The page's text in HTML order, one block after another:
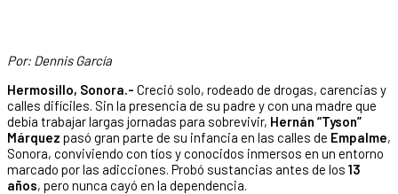
Por: Dennis García
Hermosillo, Sonora.- Creció solo, rodeado de drogas, carencias y
calles difíciles. Sin la presencia de su padre y con una madre que
debía trabajar largas jornadas para sobrevivir, Hernán “Tyson”
Márquez pasó gran parte de su infancia en las calles de Empalme,
Sonora, conviviendo con tíos y conocidos inmersos en un entorno
marcado por las adicciones. Probó sustancias antes de los 13
años, pero nunca cayó en la dependencia.